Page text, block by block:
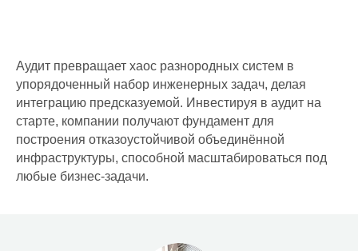
Аудит превращает хаос разнородных систем в
упорядоченный набор инженерных задач, делая
интеграцию предсказуемой. Инвестируя в аудит на
старте, компании получают фундамент для
построения отказоустойчивой объединённой
инфраструктуры, способной масштабироваться под
любые бизнес-задачи.
импортозамещение
Соответствие
Импортозамещение
Выездная
техническая
поддержка
ИТ аутстаффинг